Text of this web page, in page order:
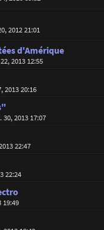
2012 21:01
d'Amérique
2013 12:55
2013 20:16
2013 17:07
22:47
22:24
19:49